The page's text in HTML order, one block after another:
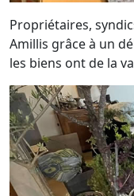
Propriétaires,
Amillis grâce à un
les biens ont de la